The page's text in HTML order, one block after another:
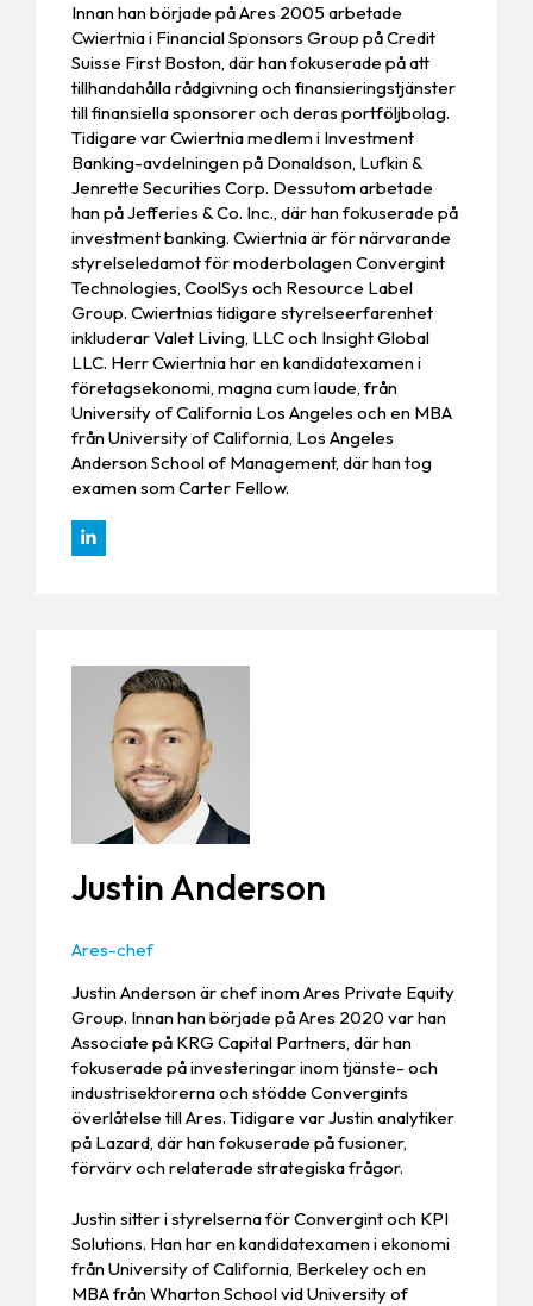
Innan han började på Ares 2005 arbetade
Cwiertnia i Financial Sponsors Group på Credit
Suisse First Boston, där han fokuserade på att
tillhandahålla rådgivning och finansieringstjänster
till finansiella sponsorer och deras portföljbolag.
Tidigare var Cwiertnia medlem i Investment
Banking-avdelningen på Donaldson, Lufkin &
Jenrette Securities Corp. Dessutom arbetade
han på Jefferies & Co. Inc., där han fokuserade på
investment banking. Cwiertnia är för närvarande
styrelseledamot för moderbolagen Convergint
Technologies, CoolSys och Resource Label
Group. Cwiertnias tidigare styrelseerfarenhet
inkluderar Valet Living, LLC och Insight Global
LLC. Herr Cwiertnia har en kandidatexamen i
företagsekonomi, magna cum laude, från
University of California Los Angeles och en MBA
från University of California, Los Angeles
Anderson School of Management, där han tog
examen som Carter Fellow.
Justin Anderson
Ares-chef
Justin Anderson är chef inom Ares Private Equity
Group. Innan han började på Ares 2020 var han
Associate på KRG Capital Partners, där han
fokuserade på investeringar inom tjänste- och
industrisektorerna och stödde Convergints
överlåtelse till Ares. Tidigare var Justin analytiker
på Lazard, där han fokuserade på fusioner,
förvärv och relaterade strategiska frågor.
Justin sitter i styrelserna för Convergint och KPI
Solutions. Han har en kandidatexamen i ekonomi
från University of California, Berkeley och en
MBA från Wharton School vid University of